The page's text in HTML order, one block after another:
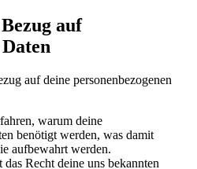
auf
auf deine personenbezogenen
warum deine
benötigt werden, was damit
aufbewahrt werden.
Recht deine uns bekannten